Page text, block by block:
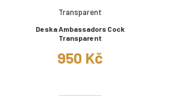
Deska Ambassadors Cock
Transparent
950 Kč